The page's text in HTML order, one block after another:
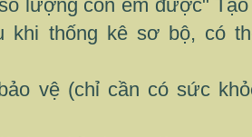
lượng con em được"
khi thống kê sơ bộ, có
vệ (chỉ cần có sức